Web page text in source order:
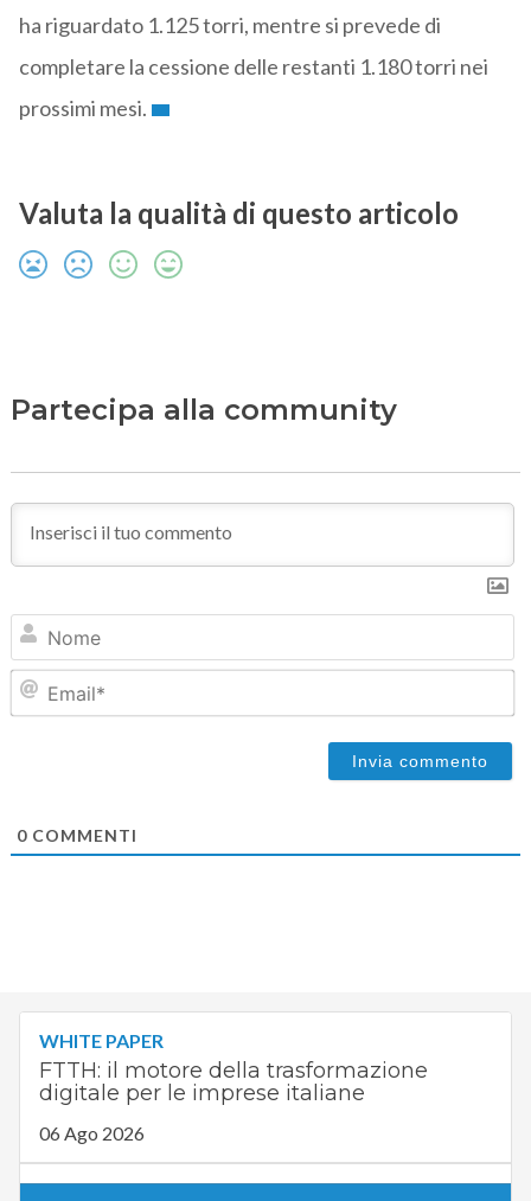
ha riguardato 1.125 torri, mentre si prevede di
completare la cessione delle restanti 1.180 torri nei
prossimi mesi.
Valuta la qualità di questo articolo
Partecipa alla community
0COMMENTI
WHITE PAPER
FTTH: il motore della trasformazione
digitale per le imprese italiane
06 Ago 2026